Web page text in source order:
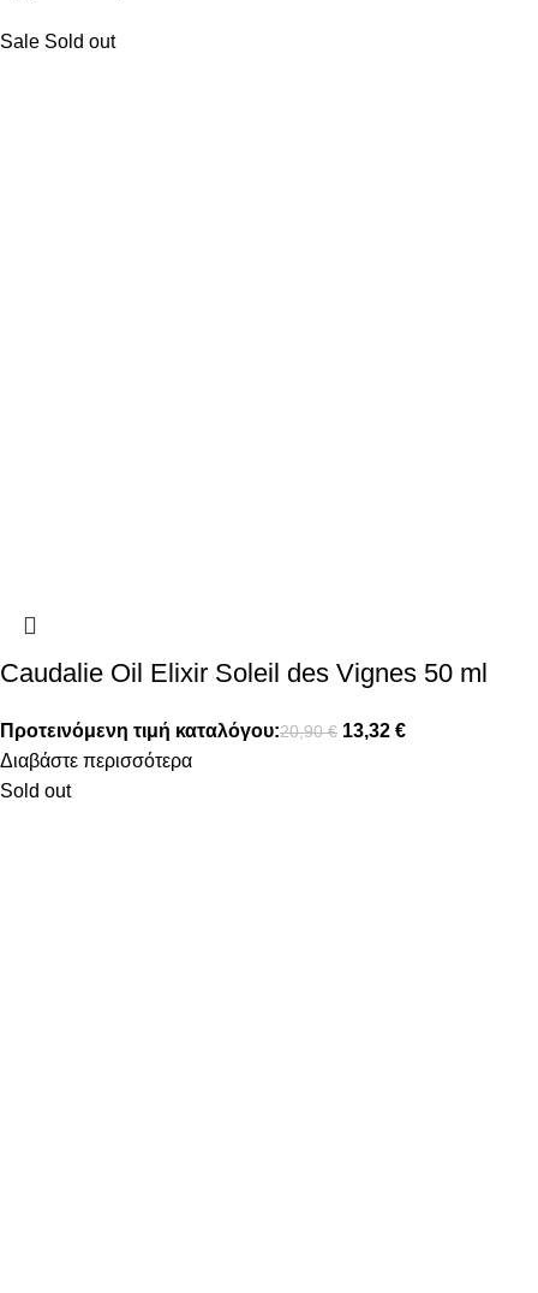
Sale Sold out
Caudalie Oil Elixir Soleil des Vignes 50 ml
Προτεινόμενη τιμή καταλόγου:20,90€ 13,32 €
Διαβάστε περισσότερα
Sold out